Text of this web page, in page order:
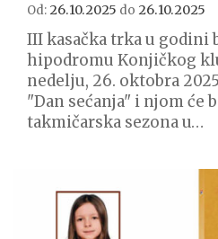
Od: 26.10.2025 do 26.10.2025
III kasačka trka u godini
hipodromu Konjičkog
nedelju, 26. oktobra
"Dan sećanja" i njom će
takmičarska sezona u…